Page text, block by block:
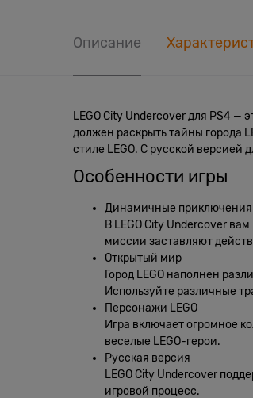
Описание
LEGO City Undercover для PS4 —
должен раскрыть тайны города
стиле LEGO. С русской версией
Особенности игры
Динамичные приключения
В LEGO City Undercover
миссии заставляют
Открытый мир
Город LEGO наполнен
Используйте различные
Персонажи LEGO
Игра включает огромное
веселые LEGO-герои.
Русская версия
LEGO City Undercover
игровой процесс.